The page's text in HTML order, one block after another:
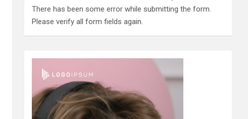
There has been some error while submitting the form.
Please verify all form fields again.